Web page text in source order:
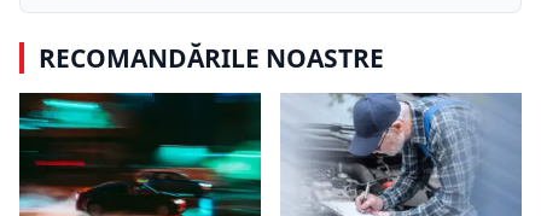
RECOMANDĂRILE NOASTRE